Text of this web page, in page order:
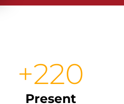
Present
+220